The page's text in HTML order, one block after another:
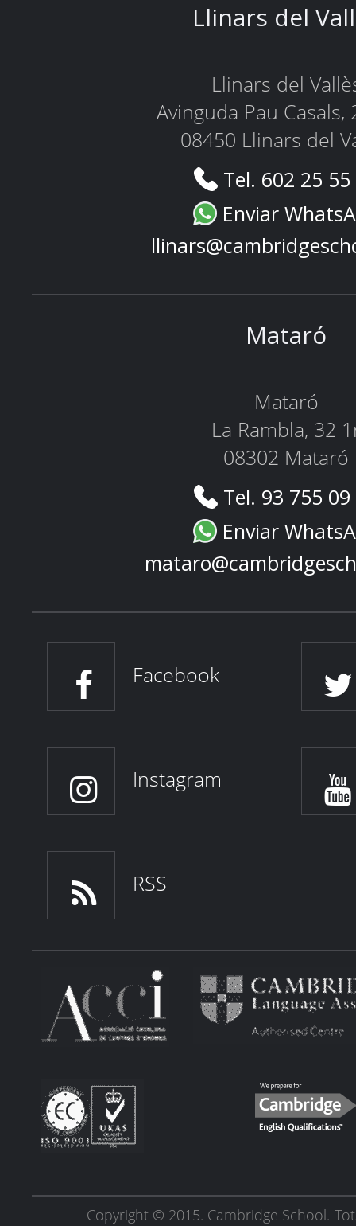
Llinars del
Llinars del
Avinguda Pau Casals,
08450 Llinars del
Tel. 602 25
Enviar
Mataró
Mataró
La Rambla, 32
08302 Mataró
Tel. 93 755
Enviar
Facebook
Instagram
RSS
Copyright © 2015. Cambridge School.